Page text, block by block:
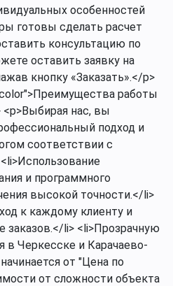
особенностей
готовы сделать расчет
консультацию по
оставить заявку на
кнопку «Заказать».</p>
работы
нас, вы
подход и
соответствии с
и программного
высокой точности.</li>
к каждому клиенту и
заказов.</li> <li>Прозрачную
в Черкесске и Карачаево-
от "Цена по
от сложности объекта